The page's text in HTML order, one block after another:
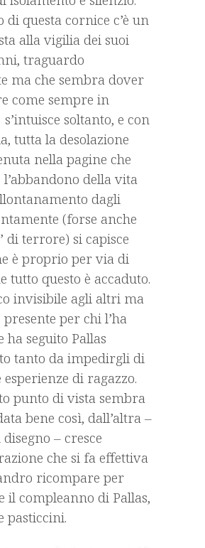
di questa cornice c’è un
alla vigilia dei suoi
traguardo
ma che sembra dover
come sempre in
soltanto, e con
tutta la desolazione
nella pagine che
della vita
dagli
(forse anche
di terrore) si capisce
è proprio per via di
tutto questo è accaduto.
invisibile agli altri ma
per chi l’ha
ha seguito Pallas
tanto da impedirgli di
esperienze di ragazzo.
punto di vista sembra
bene così, dall’altra –
– cresce
che si fa effettiva
ricompare per
il compleanno di Pallas,
pasticcini.